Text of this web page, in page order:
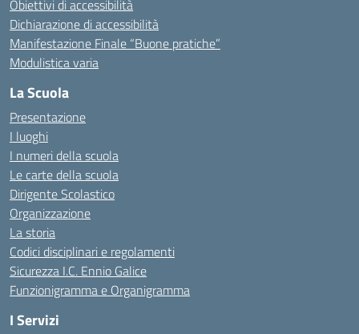
Obiettivi di accessibilità
Dichiarazione di accessibilità
Manifestazione Finale “Buone pratiche”
Modulistica varia
La Scuola
Presentazione
I luoghi
I numeri della scuola
Le carte della scuola
Dirigente Scolastico
Organizzazione
La storia
Codici disciplinari e regolamenti
Sicurezza I.C. Ennio Galice
Funzionigramma e Organigramma
I Servizi